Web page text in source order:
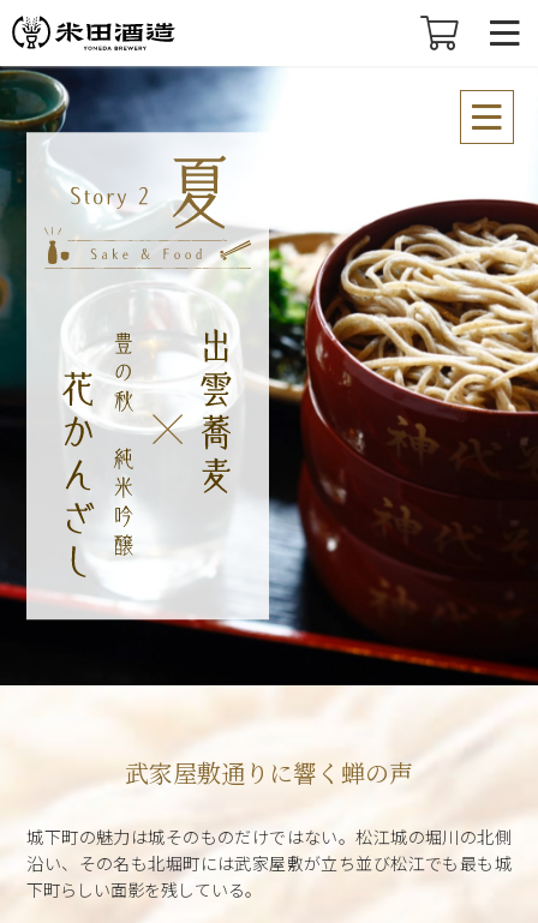
武家屋敷通りに響く蝉の声
城下町の魅力は城そのものだけではない。松江城の堀川の北側
沿い、その名も北堀町には武家屋敷が立ち並び松江でも最も城
下町らしい面影を残している。